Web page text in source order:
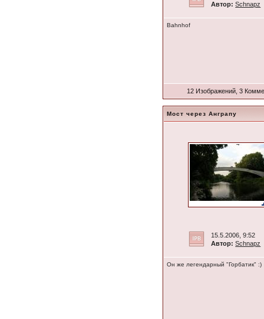
Автор: Schnapz
Bahnhof
12 Изображений, 3
Мост через Анграпу
15.5.2006, 9:52
Автор: Schnapz
Он же легендарный "Горбатик" :)